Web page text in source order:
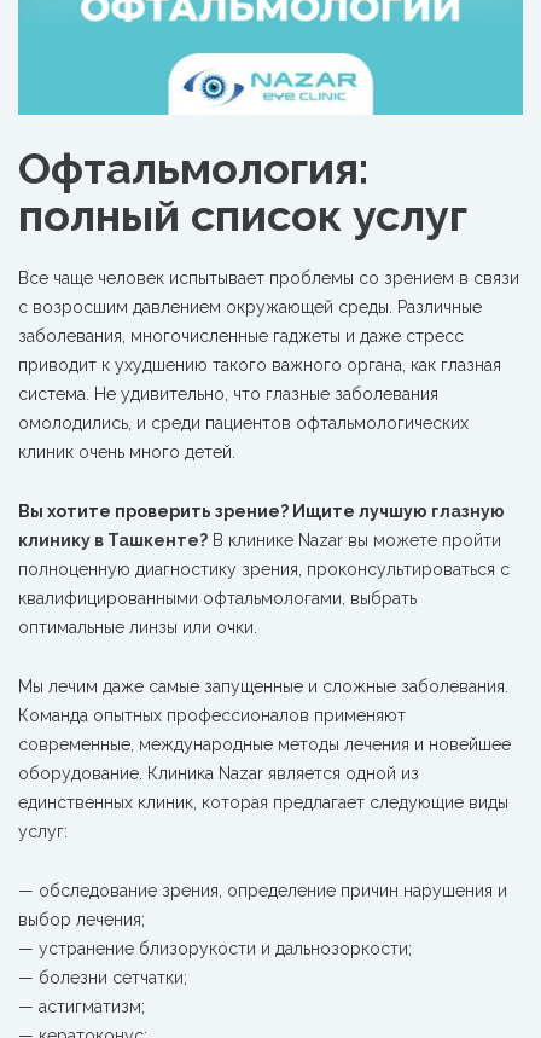
Офтальмология:
полный список услуг
Все чаще человек испытывает проблемы со зрением в связи
с возросшим давлением окружающей среды.
Различные
заболевания, многочисленные гаджеты и даже стресс
приводит к ухудшению такого важного органа, как глазная
система. Не удивительно, что глазные заболевания
омолодились, и среди пациентов офтальмологических
клиник очень много детей.
Вы хотите проверить зрение? Ищите лучшую глазную
клинику в Ташкенте? В клинике Nazar вы можете пройти
полноценную диагностику зрения, проконсультироваться с
квалифицированными офтальмологами, выбрать
оптимальные линзы или очки.
Мы лечим даже самые запущенные и сложные заболевания.
Команда опытных профессионалов применяют
современные, международные методы лечения и новейшее
оборудование. Клиника Nazar является одной из
единственных клиник, которая предлагает следующие виды
услуг:
— обследование зрения, определение причин нарушения и
выбор лечения;
— устранение близорукости и дальнозоркости;
— болезни сетчатки;
— астигматизм;